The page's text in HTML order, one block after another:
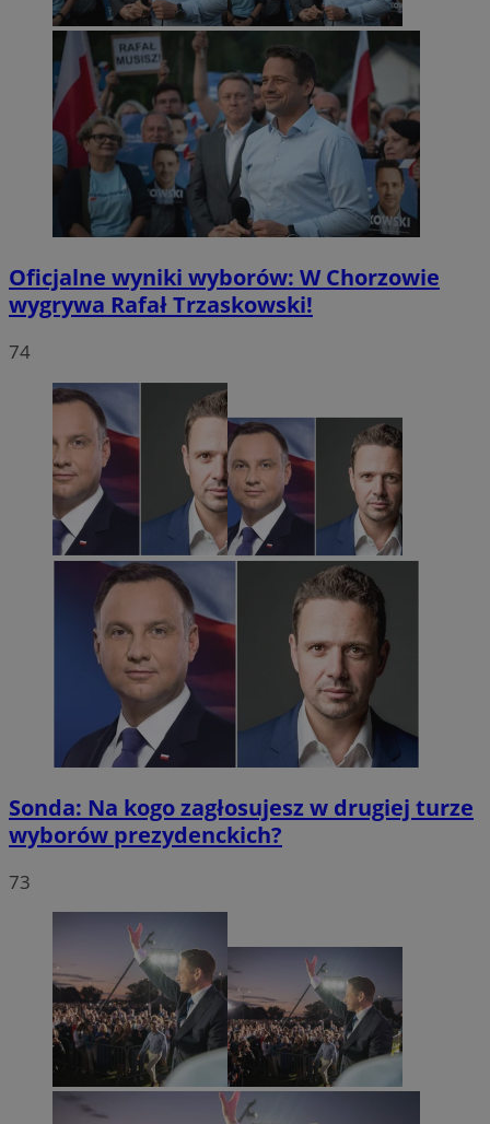
Oficjalne wyniki wyborów: W Chorzowie
wygrywa Rafał Trzaskowski!
74
Sonda: Na kogo zagłosujesz w drugiej turze
wyborów prezydenckich?
73